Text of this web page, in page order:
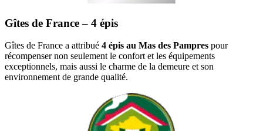
Gîtes de France – 4 épis
Gîtes de France a attribué 4 épis au Mas des Pampres pour
récompenser non seulement le confort et les équipements
exceptionnels, mais aussi le charme de la demeure et son
environnement de grande qualité.